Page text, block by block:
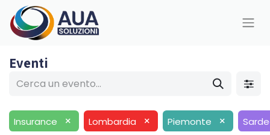
Eventi
Insurance × Lombardia × Piemonte ×